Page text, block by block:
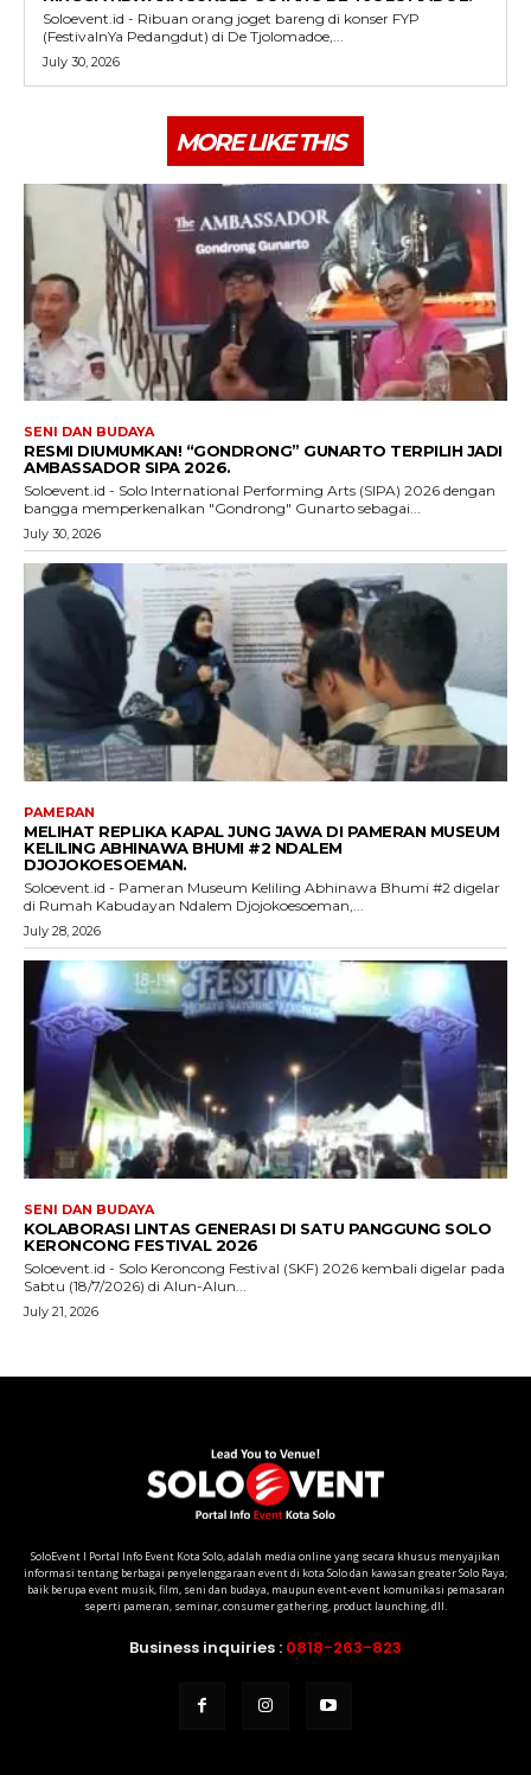
SoloEvent I Portal Info Event Kota Solo, adalah media online yang secara khusus menyajikan
informasi tentang berbagai penyelenggaraan event di kota Solo dan kawasan greater Solo Raya;
baik berupa event musik, film, seni dan budaya, maupun event-event komunikasi pemasaran
seperti pameran, seminar, consumer gathering, product launching, dll.
Business inquiries : 0818-263-823